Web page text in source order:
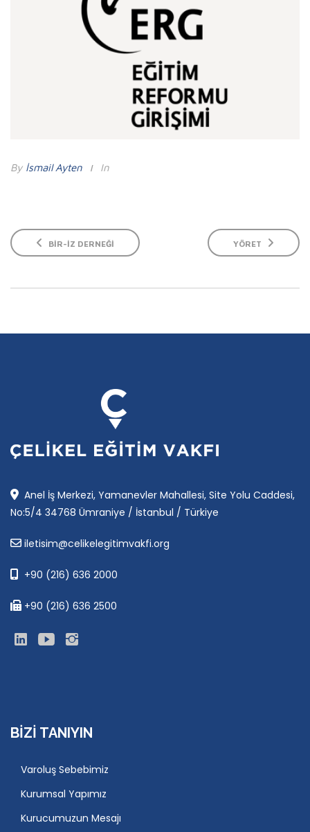
By İsmail Ayten In
BIR-İZ DERNEĞI YÖRET
Anel İş Merkezi, Yamanevler Mahallesi, Site Yolu Caddesi,
No:5/4 34768 Ümraniye / İstanbul / Türkiye
iletisim@celikelegitimvakfi.org
+90 (216) 636 2000
+90 (216) 636 2500
BIZI TANIYIN
Varoluş Sebebimiz
Kurumsal Yapımız
Kurucumuzun Mesajı